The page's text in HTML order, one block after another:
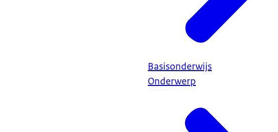
Basisonderwijs
Onderwerp